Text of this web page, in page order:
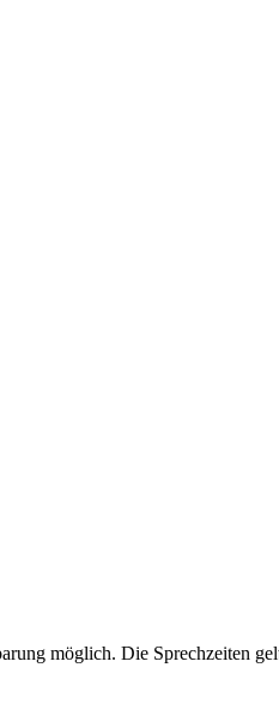
möglich. Die Sprechzeiten